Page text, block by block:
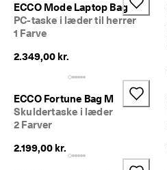
ECCO Mode Laptop Bag
PC-taske i læder til herrer
1 Farve
2.349,00 kr.
ECCO Fortune Bag M
Skuldertaske i læder
2 Farver
2.199,00 kr.